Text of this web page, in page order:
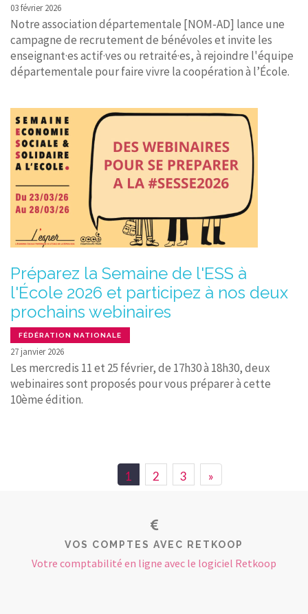
03 février 2026
Notre association départementale [NOM-AD] lance une
campagne de recrutement de bénévoles et invite les
enseignant·es actif·ves ou retraité·es, à rejoindre l'équipe
départementale pour faire vivre la coopération à l’École.
Préparez la Semaine de l'ESS à
l'École 2026 et participez à nos deux
prochains webinaires
FÉDÉRATION NATIONALE
27 janvier 2026
Les mercredis 11 et 25 février, de 17h30 à 18h30, deux
webinaires sont proposés pour vous préparer à cette
10ème édition.
1 2 3 »
VOS COMPTES AVEC RETKOOP
Votre comptabilité en ligne avec le logiciel Retkoop